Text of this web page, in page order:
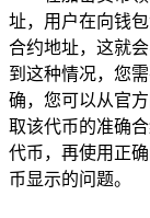
址，用户在向钱
合约地址，这就
到这种情况，您
确，您可以从官
取该代币的准确
代币，再使用正
币显示的问题。